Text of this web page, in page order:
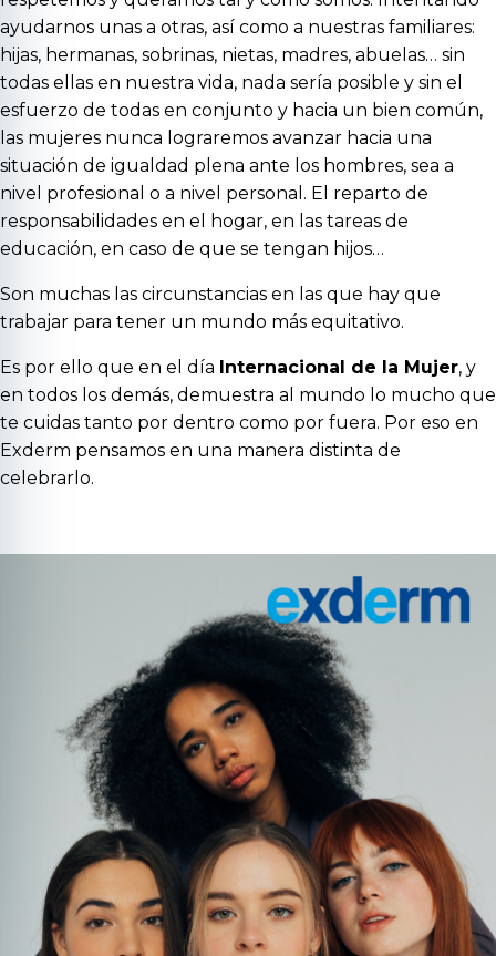
ayudarnos unas a otras, así como a nuestras familiares:
hijas, hermanas, sobrinas, nietas, madres, abuelas… sin
todas ellas en nuestra vida, nada sería posible y sin el
esfuerzo de todas en conjunto y hacia un bien común,
las mujeres nunca lograremos avanzar hacia una
situación de igualdad plena ante los hombres, sea a
nivel profesional o a nivel personal. El reparto de
responsabilidades en el hogar, en las tareas de
educación, en caso de que se tengan hijos…
Son muchas las circunstancias en las que hay que
trabajar para tener un mundo más equitativo.
Es por ello que en el día Internacional de la Mujer, y
en todos los demás, demuestra al mundo lo mucho que
te cuidas tanto por dentro como por fuera. Por eso en
Exderm pensamos en una manera distinta de
celebrarlo.